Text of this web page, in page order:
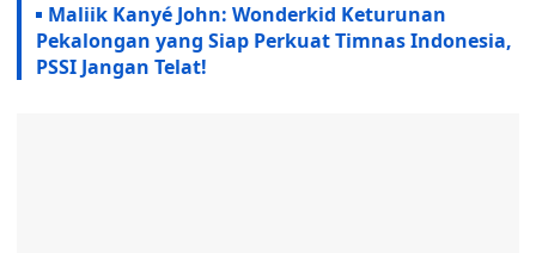
Maliik Kanyé John: Wonderkid Keturunan
Pekalongan yang Siap Perkuat Timnas Indonesia,
PSSI Jangan Telat!